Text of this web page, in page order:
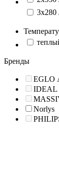
Бренды
EGLO
IDEAL
Norlys